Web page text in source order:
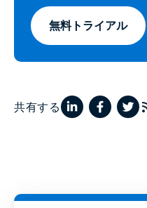
無料トライアル
共有する